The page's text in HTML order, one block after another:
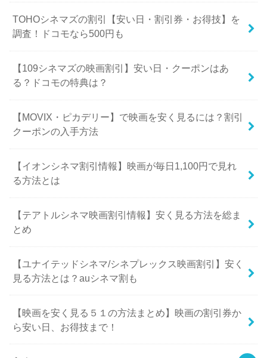
TOHOシネマズの割引【安い日・割引券・お得技】を
調査！ドコモなら500円も
【109シネマズの映画割引】安い日・クーポンはあ
る？ドコモの特典は？
【MOVIX・ピカデリー】で映画を安く見るには？割引
クーポンの入手方法
【イオンシネマ割引情報】映画が毎日1,100円で見れ
る方法とは
【テアトルシネマ映画割引情報】安く見る方法を総ま
とめ
【ユナイテッドシネマ/シネプレックス映画割引】安く
見る方法とは？auシネマ割も
【映画を安く見る５１の方法まとめ】映画の割引券か
ら安い日、お得技まで！